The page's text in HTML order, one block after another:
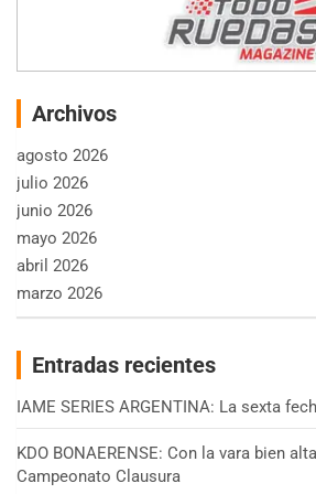
Archivos
agosto 2026
julio 2026
junio 2026
mayo 2026
abril 2026
marzo 2026
Entradas recientes
IAME SERIES ARGENTINA: La sexta
KDO BONAERENSE: Con la vara bien
Campeonato Clausura